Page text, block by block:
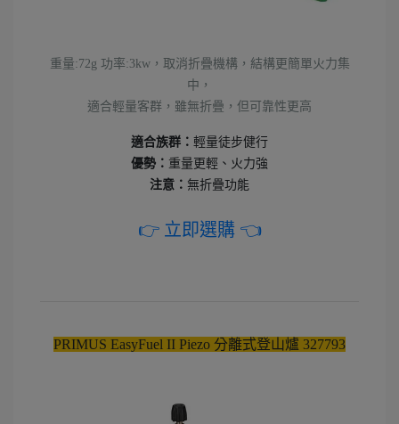
重量:72g 功率:3kw，取消折疊機構，結構更簡單火力集
中，
適合輕量客群 ，雖無折疊，但可靠性更高
適合族群： 輕量徒步健行
優勢： 重量更輕、火力強
注意： 無折疊功能
👉 立即選購 👈
PRIMUS EasyFuel II Piezo 分離式登山爐 327793